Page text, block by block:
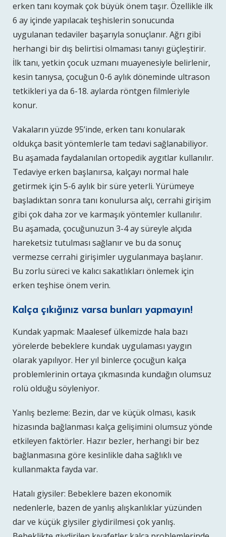
erken tanı koymak çok büyük önem taşır. Özellikle ilk
6 ay içinde yapılacak teşhislerin sonucunda
uygulanan tedaviler başarıyla sonuçlanır. Ağrı gibi
herhangi bir dış belirtisi olmaması tanıyı güçleştirir.
İlk tanı, yetkin çocuk uzmanı muayenesiyle belirlenir,
kesin tanıysa, çocuğun 0-6 aylık döneminde ultrason
tetkikleri ya da 6-18. aylarda röntgen filmleriyle
konur.
Vakaların yüzde 95’inde, erken tanı konularak
oldukça basit yöntemlerle tam tedavi sağlanabiliyor.
Bu aşamada faydalanılan ortopedik aygıtlar kullanılır.
Tedaviye erken başlanırsa, kalçayı normal hale
getirmek için 5-6 aylık bir süre yeterli. Yürümeye
başladıktan sonra tanı konulursa alçı, cerrahi girişim
gibi çok daha zor ve karmaşık yöntemler kullanılır.
Bu aşamada, çocuğunuzun 3-4 ay süreyle alçıda
hareketsiz tutulması sağlanır ve bu da sonuç
vermezse cerrahi girişimler uygulanmaya başlanır.
Bu zorlu süreci ve kalıcı sakatlıkları önlemek için
erken teşhise önem verin.
Kalça çıkığınız varsa bunları yapmayın!
Kundak yapmak: Maalesef ülkemizde hala bazı
yörelerde bebeklere kundak uygulaması yaygın
olarak yapılıyor. Her yıl binlerce çocuğun kalça
problemlerinin ortaya çıkmasında kundağın olumsuz
rolü olduğu söyleniyor.
Yanlış bezleme: Bezin, dar ve küçük olması, kasık
hizasında bağlanması kalça gelişimini olumsuz yönde
etkileyen faktörler. Hazır bezler, herhangi bir bez
bağlanmasına göre kesinlikle daha sağlıklı ve
kullanmakta fayda var.
Hatalı giysiler: Bebeklere bazen ekonomik
nedenlerle, bazen de yanlış alışkanlıklar yüzünden
dar ve küçük giysiler giydirilmesi çok yanlış.